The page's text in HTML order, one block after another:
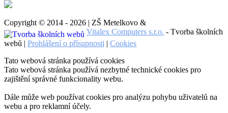
Copyright © 2014 - 2026 | ZŠ Metelkovo &
Vitalex Computers s.r.o. - Tvorba školních
webů | Prohlášení o přísupnosti | Cookies
Tato webová stránka používá cookies
Tato webová stránka používá nezbytné technické cookies pro
zajištění správné funkcionality webu.
Dále může web používat cookies pro analýzu pohybu uživatelů na
webu a pro reklamní účely.